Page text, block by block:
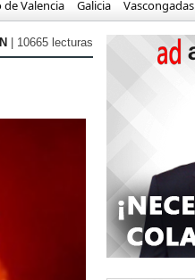
de Valencia Galicia Vascongadas
| 10665 lecturas